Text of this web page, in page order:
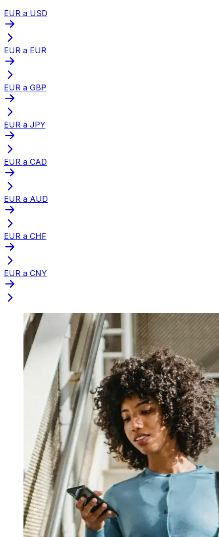
EUR a USD
EUR a EUR
EUR a GBP
EUR a JPY
EUR a CAD
EUR a AUD
EUR a CHF
EUR a CNY